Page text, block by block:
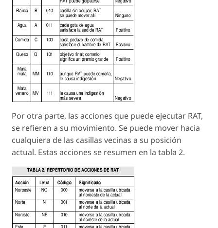
Por otra parte, las acciones que puede ejecutar RAT,
se refieren a su movimiento. Se puede mover hacia
cualquiera de las casillas vecinas a su posición
actual. Estas acciones se resumen en la tabla 2.